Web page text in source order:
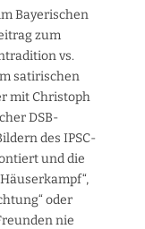
Bayerischen
zum
vs.
satirischen
mit Christoph
DSB-
des IPSC-
und die
oder
nie